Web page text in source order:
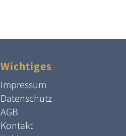
Wichtiges
Impressum
Datenschutz
AGB
Kontakt